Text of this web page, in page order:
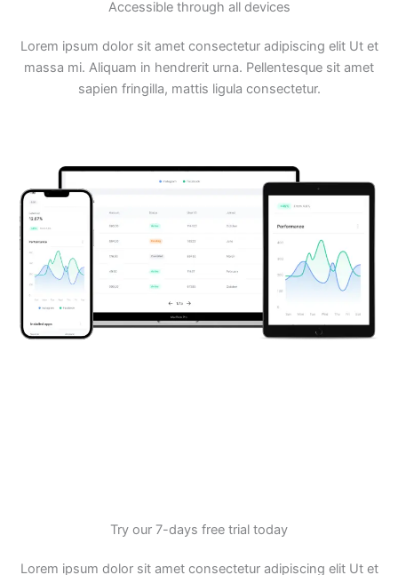
Accessible through all devices
Lorem ipsum dolor sit amet consectetur adipiscing elit Ut et
massa mi. Aliquam in hendrerit urna. Pellentesque sit amet
sapien fringilla, mattis ligula consectetur.
Try our 7-days free trial today
Lorem ipsum dolor sit amet consectetur adipiscing elit Ut et